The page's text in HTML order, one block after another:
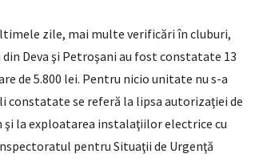
zile, mai multe verificări în cluburi,
Deva şi Petroşani au fost constatate 13
de 5.800 lei. Pentru nicio unitate nu s-a
constatate se referă la lipsa autorizaţiei de
şi la exploatarea instalaţiilor electrice cu
pentru Situaţii de Urgenţă